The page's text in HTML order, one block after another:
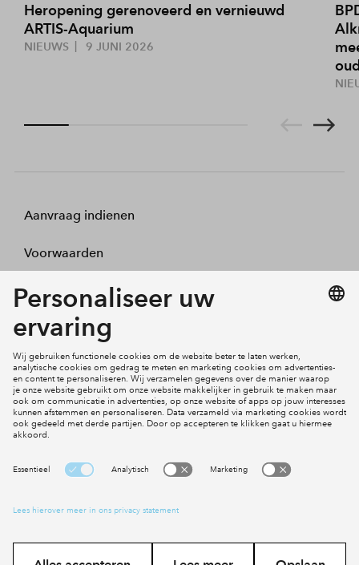
Heropening gerenoveerd en vernieuwd
ARTIS-Aquarium
NIEUWS 9 JUNI 2026
Aanvraag indienen
Voorwaarden
Projecten
Inloggen
Cookies